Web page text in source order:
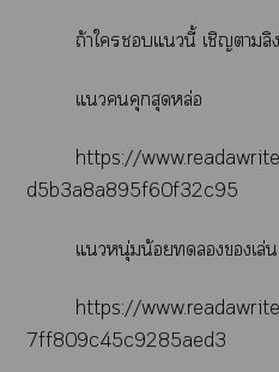
ถ้าใแนี้ เชิญาลิ
แคุกสุดหล่อ
https://
d5b3a8a895f60f32c95
แหนุ่มน้อยเล่น
https://
7ff809c45c9285aed3